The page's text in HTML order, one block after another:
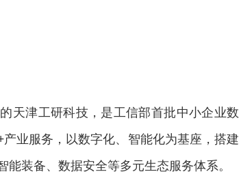
天津工研科技，是工信部首批中小企业数
业服务，以数字化、智能化为基座，搭建
装备、数据安全等多元生态服务体系。